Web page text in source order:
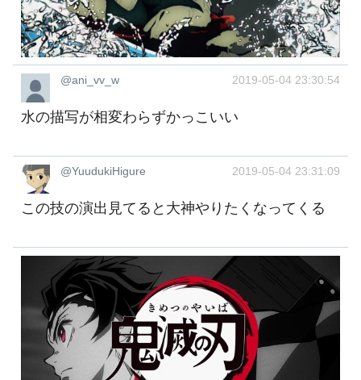
@ani_vv_w 2019-05-04 23:30:54
水の描写が相変わらずかっこいい
@YuudukiHigure 2019-05-04 23:31:09
この技の演出見てると大神やりたくなってくる